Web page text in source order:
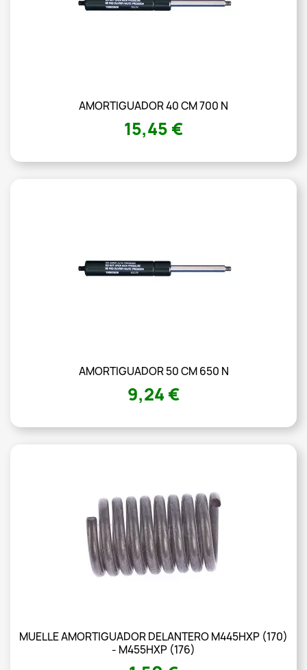
AMORTIGUADOR 40 CM 700 N
15,45 €
AMORTIGUADOR 50 CM 650 N
9,24 €
MUELLE AMORTIGUADOR DELANTERO M445HXP (170)
- M455HXP (176)